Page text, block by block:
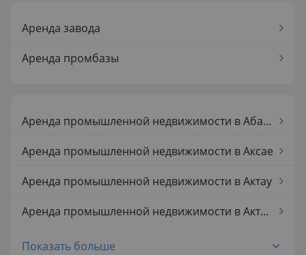
Аренда завода
Аренда промбазы
Аренда промышленной недвижимости в Абай обл.
Аренда промышленной недвижимости в Аксае
Аренда промышленной недвижимости в Актау
Аренда промышленной недвижимости в Актобе
Аренда промышленной недвижимости в Алматинской обл.
Показать больше